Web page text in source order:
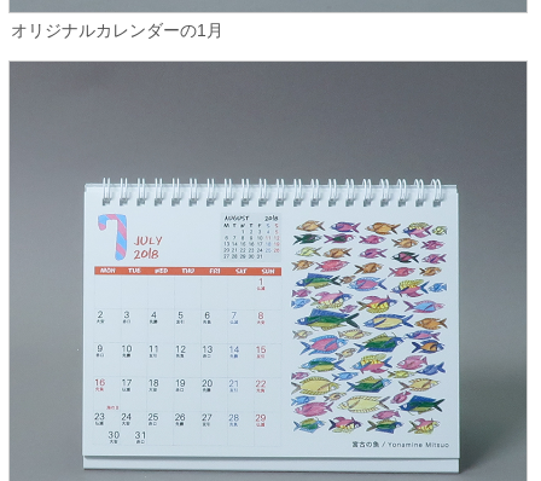
オリジナルカレンダーの1月